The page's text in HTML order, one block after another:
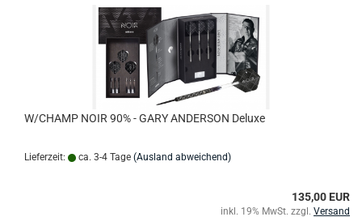
W/CHAMP NOIR 90% - GARY ANDERSON Deluxe
Lieferzeit: ca. 3-4 Tage (Ausland abweichend)
135,00 EUR
inkl. 19% MwSt. zzgl. Versand